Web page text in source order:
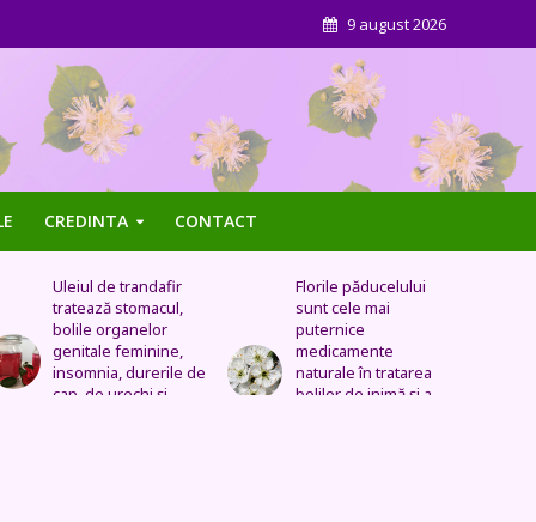
9 august 2026
CREDINTA CONTACT
Florile păducelului
sunt cele mai
puternice
medicamente
naturale în tratarea
bolilor de inimă şi a
Panseluța sălbatică –
Este eficientă pentru
cistită, ameliorează
constipația, are grijă
de sănătatea urinară,
tratează problemele